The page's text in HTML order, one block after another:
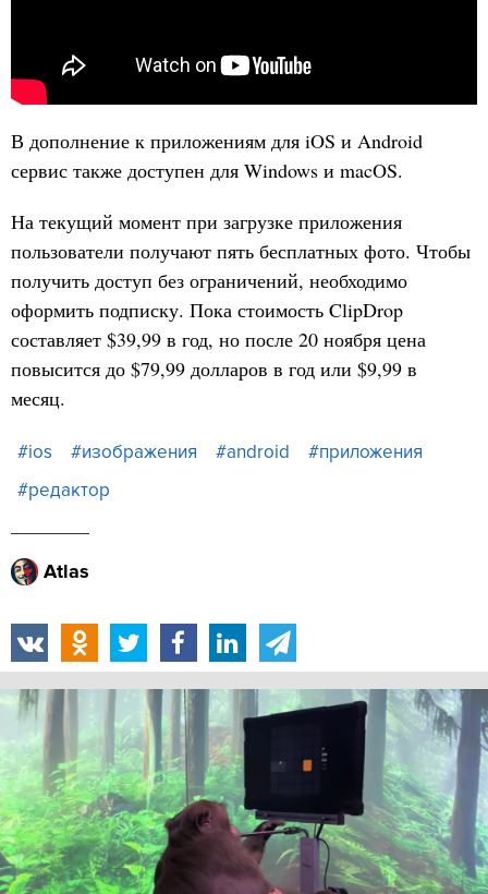
В дополнение к приложениям для iOS и Android
сервис также доступен для Windows и macOS.
На текущий момент при загрузке приложения
пользователи получают пять бесплатных фото. Чтобы
получить доступ без ограничений, необходимо
оформить подписку. Пока стоимость ClipDrop
составляет $39,99 в год, но после 20 ноября цена
повысится до $79,99 долларов в год или $9,99 в
месяц.
#ios #изображения #android
#приложения
#редактор
Atlas